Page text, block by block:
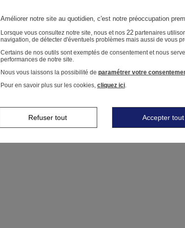
Améliorer notre site au quotidien, c'est notre préoccupation
Lorsque vous consultez notre site, nous et nos 22 partenaires
navigation, de détecter d'éventuels problèmes mais aussi de vous
Certains de nos outils sont exemptés de consentement et nous
performances de notre site.
Nous vous laissons la possibilité de paramétrer votre
Pour en savoir plus sur les cookies, cliquez ici.
Refuser tout Accepter tout